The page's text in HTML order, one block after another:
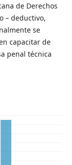
de Derechos
– deductivo,
se
capacitar de
penal técnica